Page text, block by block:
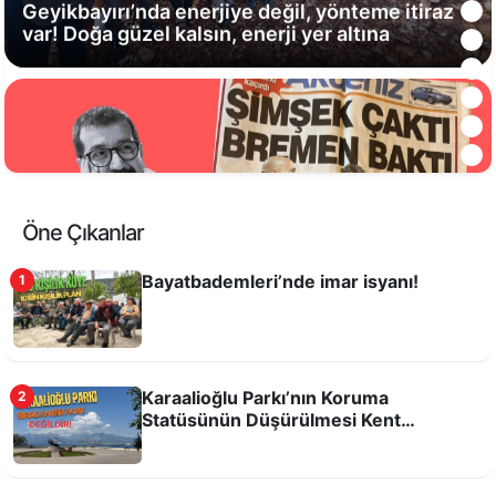
Bremen Mızıkacıları!
Antalyaspor’a yok, Hull City’e var!
Öne Çıkanlar
1 Bayatbademleri’nde imar isyanı!
2
Karaalioğlu Parkı’nın Koruma
Statüsünün Düşürülmesi Kent